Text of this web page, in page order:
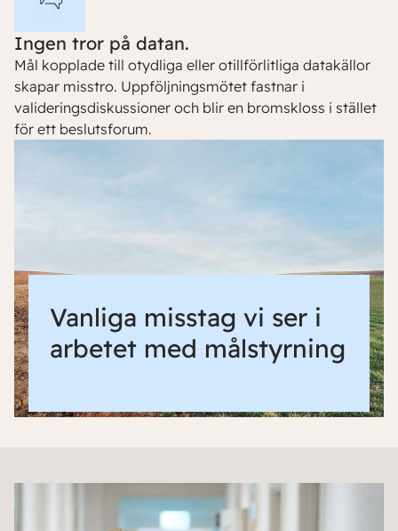
Ingen tror på datan.
Mål kopplade till otydliga eller otillförlitliga datakällor
skapar misstro. Uppföljningsmötet fastnar i
valideringsdiskussioner och blir en bromskloss i stället
för ett beslutsforum.
Vanliga misstag vi ser i
arbetet med målstyrning